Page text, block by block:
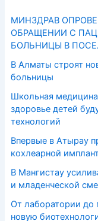
МИНЗДРАВ
ОБРАЩЕНИИ С
БОЛЬНИЦЫ В
В Алматы строят
больницы
Школьная медицина
здоровье детей
технологий
Впервые в Атырау
кохлеарной
В Мангистау
и младенческой
От лаборатории до
новую